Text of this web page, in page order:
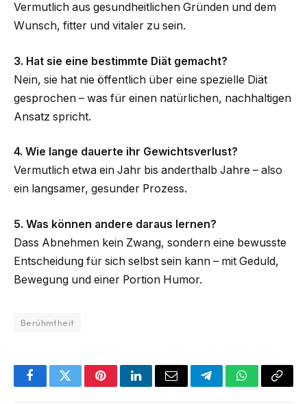
Vermutlich aus gesundheitlichen Gründen und dem
Wunsch, fitter und vitaler zu sein.
3. Hat sie eine bestimmte Diät gemacht?
Nein, sie hat nie öffentlich über eine spezielle Diät
gesprochen – was für einen natürlichen, nachhaltigen
Ansatz spricht.
4. Wie lange dauerte ihr Gewichtsverlust?
Vermutlich etwa ein Jahr bis anderthalb Jahre – also
ein langsamer, gesunder Prozess.
5. Was können andere daraus lernen?
Dass Abnehmen kein Zwang, sondern eine bewusste
Entscheidung für sich selbst sein kann – mit Geduld,
Bewegung und einer Portion Humor.
Berühmtheit
FacebookTwitterPinterestLinkedInEmail TelegramWhatsApp
Copy